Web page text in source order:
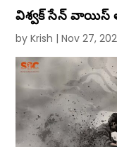
విశ్వక్ సేన్ వాయిస్
byKrish |Nov 27,